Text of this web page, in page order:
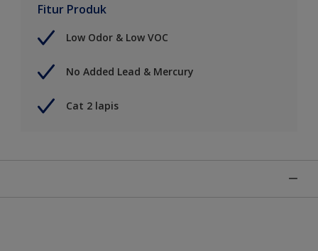
Fitur Produk
Low Odor & Low VOC
No Added Lead & Mercury
Cat 2 lapis